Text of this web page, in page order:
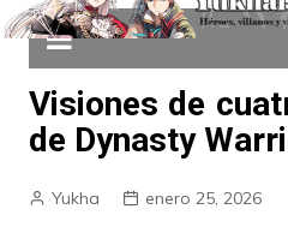
Visiones de
de Dynasty
Yukha enero 25, 2026